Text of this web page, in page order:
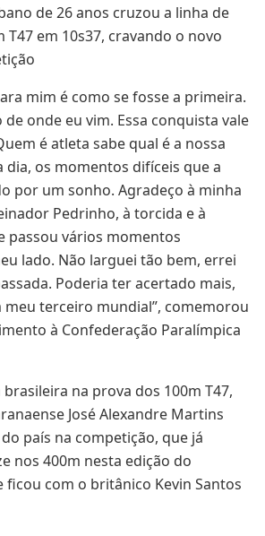
de 26 anos cruzou a linha de
T47 em 10s37, cravando o novo
mim é como se fosse a primeira.
onde eu vim. Essa conquista vale
é atleta sabe qual é a nossa
dia, os momentos difíceis que a
por um sonho. Agradeço à minha
Pedrinho, à torcida e à
passou vários momentos
lado. Não larguei tão bem, errei
Poderia ter acertado mais,
meu terceiro mundial”, comemorou
à Confederação Paralímpica
na prova dos 100m T47,
José Alexandre Martins
país na competição, que já
nos 400m nesta edição do
ficou com o britânico Kevin Santos